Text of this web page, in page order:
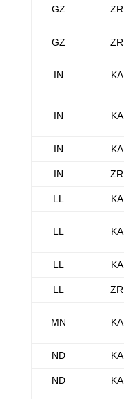
GZ ZR
GZ ZR
IN KA
IN KA
IN KA
IN ZR
LL KA
LL KA
LL KA
LL ZR
MN KA
ND KA
ND KA